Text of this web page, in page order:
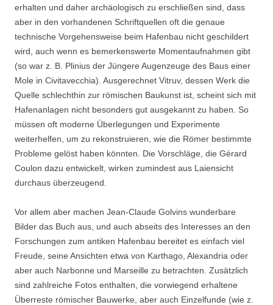
erhalten und daher archäologisch zu erschließen sind, dass
aber in den vorhandenen Schriftquellen oft die genaue
technische Vorgehensweise beim Hafenbau nicht geschildert
wird, auch wenn es bemerkenswerte Momentaufnahmen gibt
(so war z. B. Plinius der Jüngere Augenzeuge des Baus einer
Mole in Civitavecchia). Ausgerechnet Vitruv, dessen Werk die
Quelle schlechthin zur römischen Baukunst ist, scheint sich mit
Hafenanlagen nicht besonders gut ausgekannt zu haben. So
müssen oft moderne Überlegungen und Experimente
weiterhelfen, um zu rekonstruieren, wie die Römer bestimmte
Probleme gelöst haben könnten. Die Vorschläge, die Gérard
Coulon dazu entwickelt, wirken zumindest aus Laiensicht
durchaus überzeugend.
Vor allem aber machen Jean-Claude Golvins wunderbare
Bilder das Buch aus, und auch abseits des Interesses an den
Forschungen zum antiken Hafenbau bereitet es einfach viel
Freude, seine Ansichten etwa von Karthago, Alexandria oder
aber auch Narbonne und Marseille zu betrachten. Zusätzlich
sind zahlreiche Fotos enthalten, die vorwiegend erhaltene
Überreste römischer Bauwerke, aber auch Einzelfunde (wie z.